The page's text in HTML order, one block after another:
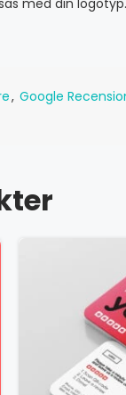
med din logotyp.
, Google